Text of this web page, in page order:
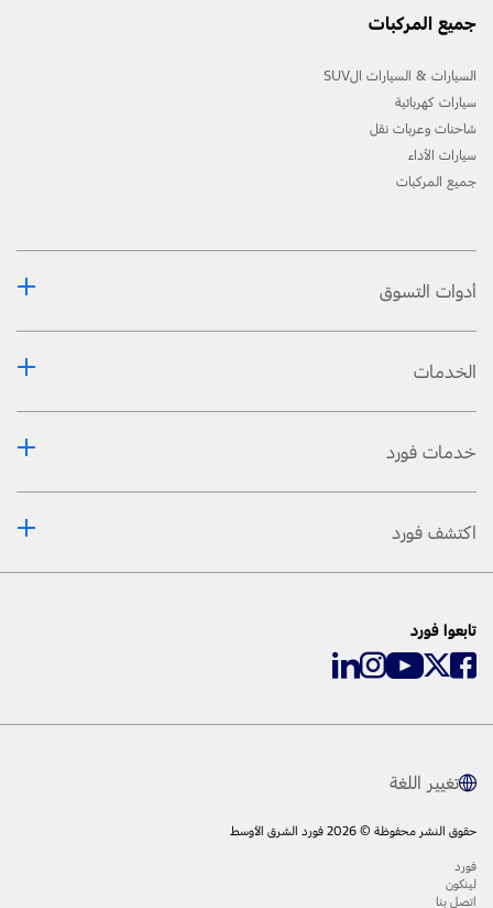
جميع المركبات
السيارات & السيارات الSUV
سيارات كهربائية
شاحنات وعربات نقل
سيارات الأداء
جميع المركبات
أدوات التسوق
الخدمات
خدمات فورد
اكتشف فورد
تابعوا فورد
تغيير اللغة
حقوق النشر محفوظة © 2026 فورد الشرق الأوسط
فورد
لينكون
اتصل بنا